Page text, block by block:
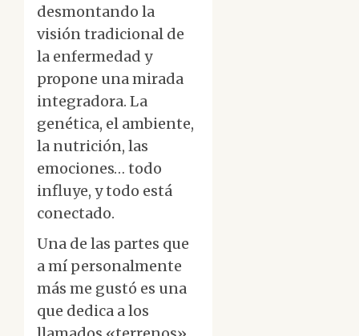
desmontando la
visión tradicional de
la enfermedad y
propone una mirada
integradora. La
genética, el ambiente,
la nutrición, las
emociones… todo
influye, y todo está
conectado.
Una de las partes que
a mí personalmente
más me gustó es una
que dedica a los